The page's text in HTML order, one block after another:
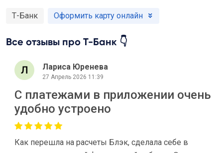
Т-Банк Оформить карту онлайн
Все отзывы про Т-Банк 👇
Лариса Юренева
27 Апрель 2026 11:39
С платежами в приложении очень
удобно устроено
Как перешла на расчеты Блэк, сделала себе в